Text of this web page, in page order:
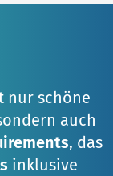
nur schöne
auch
, das
inklusive